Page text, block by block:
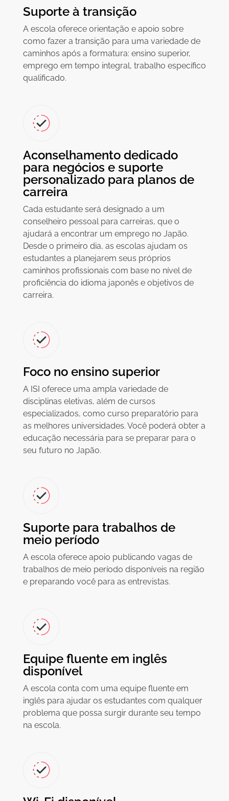
Suporte à transição
A escola oferece orientação e apoio sobre
como fazer a transição para uma variedade de
caminhos após a formatura: ensino superior,
emprego em tempo integral, trabalho específico
qualificado.
Aconselhamento dedicado
para negócios e suporte
personalizado para planos de
carreira
Cada estudante será designado a um
conselheiro pessoal para carreiras, que o
ajudará a encontrar um emprego no Japão.
Desde o primeiro dia, as escolas ajudam os
estudantes a planejarem seus próprios
caminhos profissionais com base no nível de
proficiência do idioma japonês e objetivos de
carreira.
Foco no ensino superior
A ISI oferece uma ampla variedade de
disciplinas eletivas, além de cursos
especializados, como curso preparatório para
as melhores universidades. Você poderá obter a
educação necessária para se preparar para o
seu futuro no Japão.
Suporte para trabalhos de
meio período
A escola oferece apoio publicando vagas de
trabalhos de meio período disponíveis na região
e preparando você para as entrevistas.
Equipe fluente em inglês
disponível
A escola conta com uma equipe fluente em
inglês para ajudar os estudantes com qualquer
problema que possa surgir durante seu tempo
na escola.